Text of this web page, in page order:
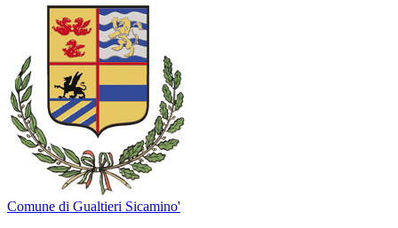
Comune di Gualtieri Sicamino'